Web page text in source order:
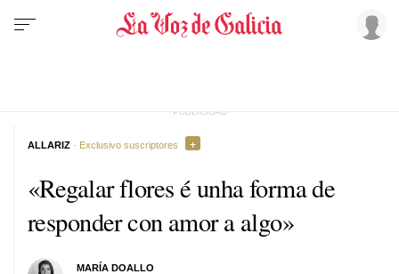
«Regalar flores é unha forma de
responder con amor a algo»
MARÍA DOALLO
ALLARIZ · Exclusivo suscriptores